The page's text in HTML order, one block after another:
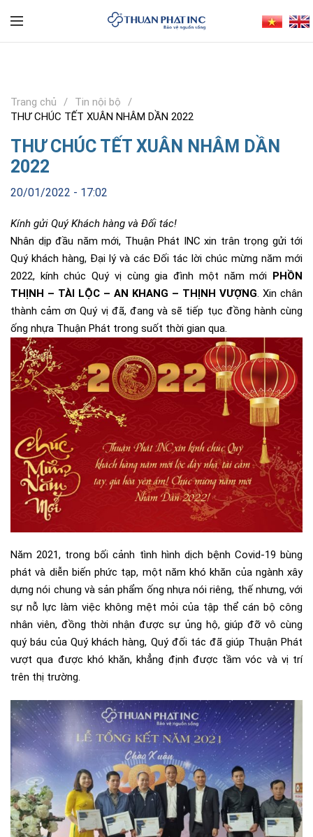
Trang chủ
Tin nội bộ
THƯ CHÚC TẾT XUÂN NHÂM DẦN 2022
THƯ CHÚC TẾT XUÂN NHÂM DẦN
2022
20/01/2022 - 17:02
Kính gửi Quý Khách hàng và Đối tác!
Nhân dịp đầu năm mới, Thuận Phát INC xin trân trọng gửi tới
Quý khách hàng, Đại lý và các Đối tác lời chúc mừng năm mới
2022, kính chúc Quý vị cùng gia đình một năm mới PHỒN
THỊNH – TÀI LỘC – AN KHANG – THỊNH VƯỢNG. Xin chân
thành cảm ơn Quý vị đã, đang và sẽ tiếp tục đồng hành cùng
ống nhựa Thuận Phát trong suốt thời gian qua.
Năm 2021, trong bối cảnh tình hình dịch bệnh Covid-19 bùng
phát và diễn biến phức tạp, một năm khó khăn của ngành xây
dựng nói chung và sản phẩm ống nhựa nói riêng, thế nhưng, với
sự nỗ lực làm việc không mệt mỏi của tập thể cán bộ công
nhân viên, đồng thời nhận được sự ủng hộ, giúp đỡ vô cùng
quý báu của Quý khách hàng, Quý đối tác đã giúp Thuận Phát
vượt qua được khó khăn, khẳng định được tầm vóc và vị trí
trên thị trường.